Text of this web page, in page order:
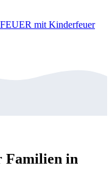
mit Kinderfeuer
Familien in